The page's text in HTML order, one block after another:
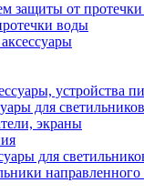
защиты от
воды
устройства
для светильников
экраны
для
направленного